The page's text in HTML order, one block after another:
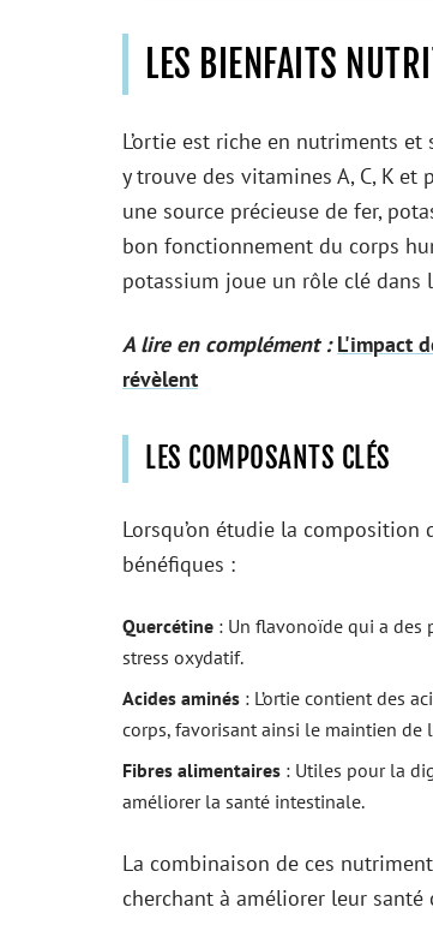
LES BIENFAITS
L’ortie est riche en nutriments
y trouve des vitamines A, C, K
une source précieuse de fer,
bon fonctionnement du corps
potassium joue un rôle clé
A lire en complément : L'impact
révèlent
LES COMPOSANTS CLÉS
Lorsqu’on étudie la
bénéfiques :
Quercétine : Un flavonoïde qui a des
stress oxydatif.
Acides aminés : L’ortie contient des
corps, favorisant ainsi le maintien
Fibres alimentaires : Utiles pour la
améliorer la santé intestinale.
La combinaison de ces
cherchant à améliorer leur santé